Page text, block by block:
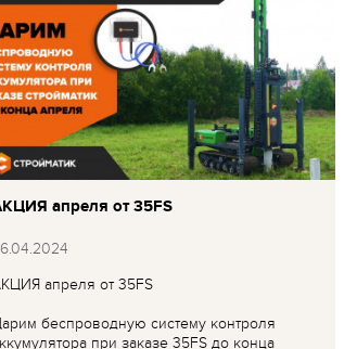
апреля от 35FS
апреля от 35FS
беспроводную систему контроля
при заказе 35FS до конца